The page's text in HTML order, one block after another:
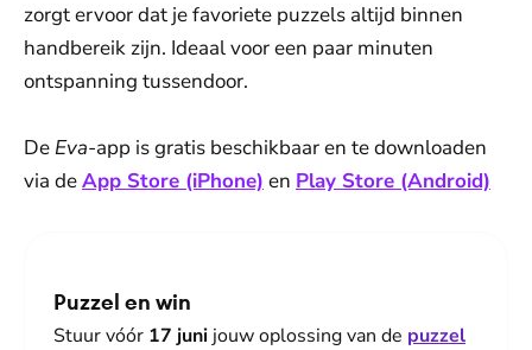
zorgt ervoor dat je favoriete puzzels altijd binnen
handbereik zijn. Ideaal voor een paar minuten
ontspanning tussendoor.
De Eva-app is gratis beschikbaar en te downloaden
via deApp Store (iPhone) en Play Store (Android)
Puzzel en win
Stuur vóór 17 juni jouw oplossing van de puzzel